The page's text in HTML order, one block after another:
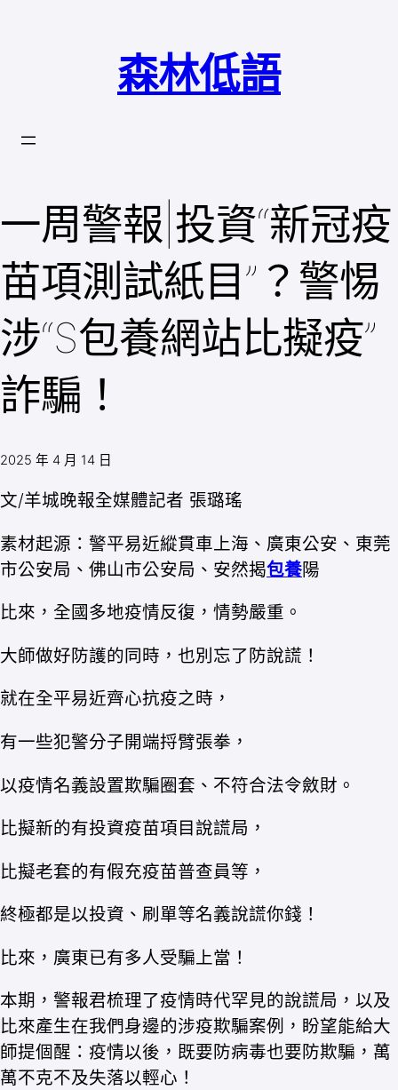
森林低語
一周警報|投資“新冠疫
苗項測試紙目”？警惕
涉“S包養網站比擬疫”
詐騙！
2025 年 4 月 14 日
文/羊城晚報全媒體記者 張璐瑤
素材起源：警平易近縱貫車上海、廣東公安、東莞
市公安局、佛山市公安局、安然揭包養陽
比來，全國多地疫情反復，情勢嚴重。
大師做好防護的同時，也別忘了防說謊！
就在全平易近齊心抗疫之時，
有一些犯警分子開端捋臂張拳，
以疫情名義設置欺騙圈套、不符合法令斂財。
比擬新的有投資疫苗項目說謊局，
比擬老套的有假充疫苗普查員等，
終極都是以投資、刷單等名義說謊你錢！
比來，廣東已有多人受騙上當！
本期，警報君梳理了疫情時代罕見的說謊局，以及
比來產生在我們身邊的涉疫欺騙案例，盼望能給大
師提個醒：疫情以後，既要防病毒也要防欺騙，萬
萬不克不及失落以輕心！